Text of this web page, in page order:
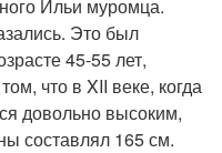
Ильи муромца.
Это был
45-55 лет,
что в XII веке, когда
довольно высоким,
составлял 165 см.